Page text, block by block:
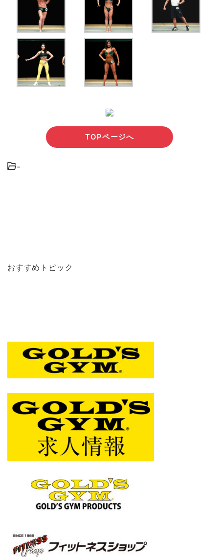
TOPページへ
-
おすすめトピック